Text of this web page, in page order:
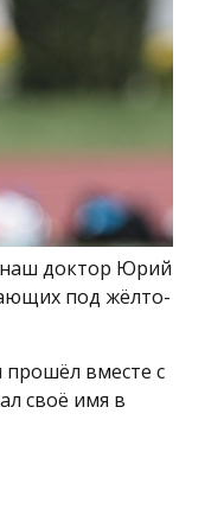
наш доктор Юрий
под жёлто-
вместе с
своё имя в